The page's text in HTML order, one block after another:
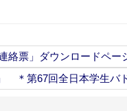
絡票」ダウンロードペー
＊第67回全日本学生